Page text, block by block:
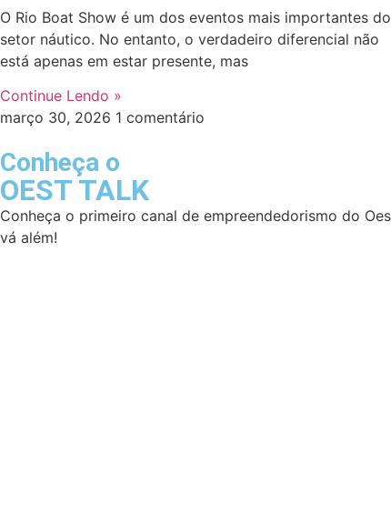
O Rio Boat Show é um dos eventos mais importantes do
setor náutico. No entanto, o verdadeiro diferencial não
está apenas em estar presente, mas
Continue Lendo »
março 30, 2026 1 comentário
Conheça o
OEST TALK
Conheça o primeiro canal de empreendedorismo do
vá além!